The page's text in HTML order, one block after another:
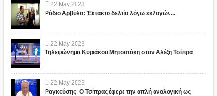
22 May 2023
Ράδιο Αρβύλα: Έκτακτο δελτίο λόγω εκλογών...
22 May 2023
Τηλεφώνημα Κυριάκου Μητσοτάκη στον Αλέξη Τσίπρα
22 May 2023
Ραγκούσης: Ο Τσίπρας έφερε την απλή αναλογική ως